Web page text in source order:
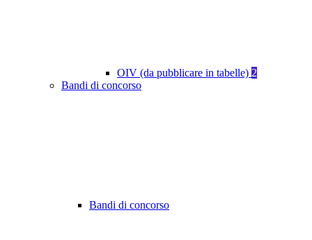
OIV (da pubblicare in tabelle) 2
Bandi di concorso
Bandi di concorso